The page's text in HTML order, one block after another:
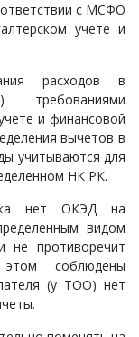
с МСФО
учете и
расходов в
и финансовой
вычетов в
учитываются для
НК РК.
нет ОКЭД на
видом
не противоречит
этом соблюдены
(у ТОО) нет